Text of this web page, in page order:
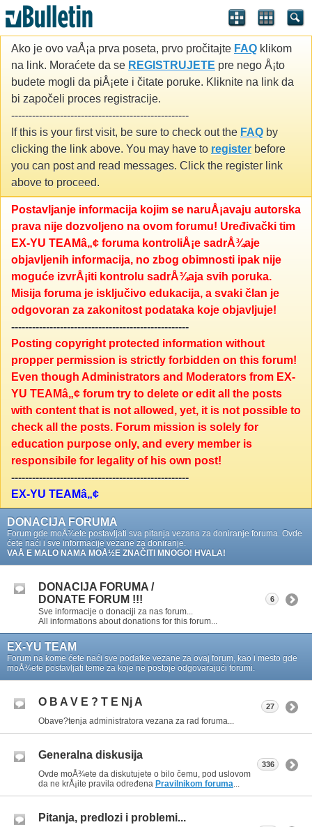
Ako je ovo vaÅ¡a prva poseta, prvo pročitajte FAQ klikom
na link. Moraćete da se REGISTRUJETE pre nego Å¡to
budete mogli da piÅ¡ete i čitate poruke. Kliknite na link da
bi započeli proces registracije.
---------------------------------------------------
If this is your first visit, be sure to check out the FAQ by
clicking the link above. You may have to register before
you can post and read messages. Click the register link
above to proceed.
Postavljanje informacija kojim se naruÅ¡avaju autorska
prava nije dozvoljeno na ovom forumu! Uređivački tim
EX-YU TEAMâ„¢ foruma kontroliÅ¡e sadrÅ¾aje
objavljenih informacija, no zbog obimnosti ipak nije
moguće izvrÅ¡iti kontrolu sadrÅ¾aja svih poruka.
Misija foruma je isključivo edukacija, a svaki član je
odgovoran za zakonitost podataka koje objavljuje!
---------------------------------------------------
Posting copyright protected information without
propper permission is strictly forbidden on this forum!
Even though Administrators and Moderators from EX-
YU TEAMâ„¢ forum try to delete or edit all the posts
with content that is not allowed, yet, it is not possible to
check all the posts. Forum mission is solely for
education purpose only, and every member is
responsibile for legality of his own post!
---------------------------------------------------
EX-YU TEAMâ„¢
DONACIJA FORUMA
Forum gde moÅ¾ete postavljati sva pitanja vezana za doniranje foruma. Ovde
ćete naći i sve informacije vezane za doniranje.
VAÅ E MALO NAMA MOÅ½E ZNAČITI MNOGO! HVALA!
DONACIJA FORUMA /
DONATE FORUM !!!
Sve informacije o donaciji za nas forum...
All informations about donations for this forum...
6
EX-YU TEAM
Forum na kome ćete naći sve podatke vezane za ovaj forum, kao i mesto gde
moÅ¾ete postavljati teme za koje ne postoje odgovarajući forumi.
O B A V E ? T E Nj A
Obave?tenja administratora vezana za rad foruma...
27
Generalna diskusija
Ovde moÅ¾ete da diskutujete o bilo čemu, pod uslovom
da ne krÅ¡ite pravila određena Pravilnikom foruma
336
Pitanja, predlozi i problemi...